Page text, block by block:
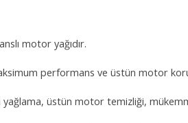
motor yağıdır.
performans ve üstün motor
yağlama, üstün motor temizliği,